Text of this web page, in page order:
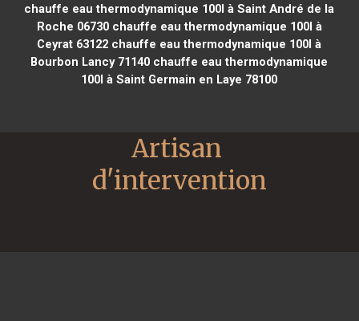
chauffe eau thermodynamique 100l à Saint André de la
Roche 06730chauffe eau thermodynamique 100l à
Ceyrat 63122 chauffe eau thermodynamique 100l à
Bourbon Lancy 71140 chauffe eau thermodynamique
100l à Saint Germain en Laye 78100
Artisan
d'intervention